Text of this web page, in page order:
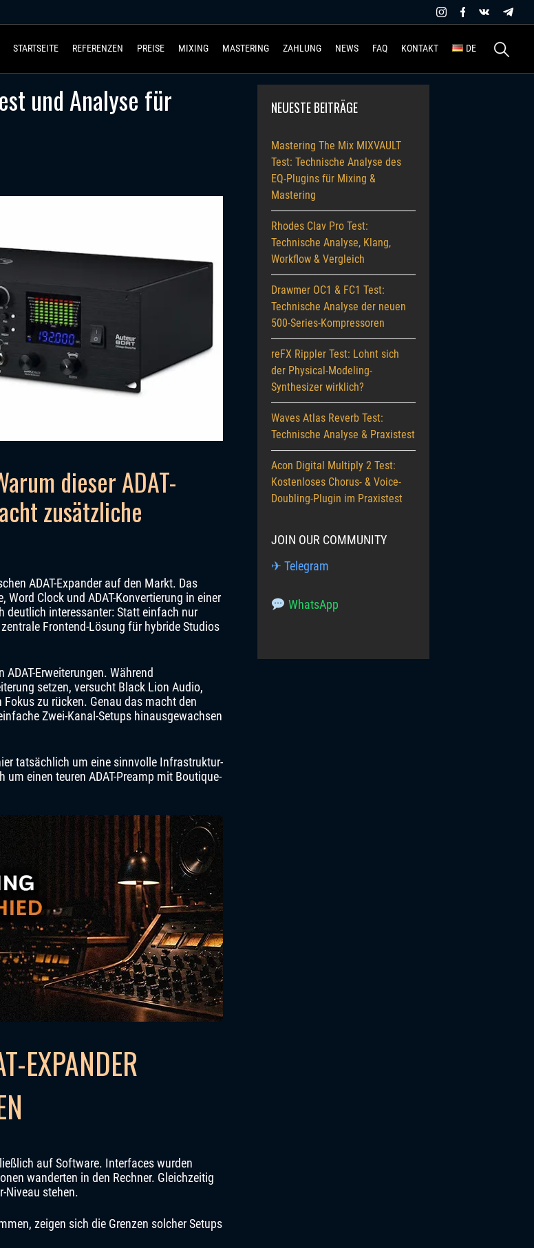
STARTSEITE REFERENZEN PREISE MIXING MASTERING ZAHLUNG NEWS FAQ KONTAKT DE
Suchen
nach:
und Analyse für
dieser ADAT-
zusätzliche
ADAT-Expander auf den Markt. Das
Clock und ADAT-Konvertierung in einer
deutlich interessanter: Statt einfach nur
Frontend-Lösung für hybride Studios
Erweiterungen. Während
setzen, versucht Black Lion Audio,
zu rücken. Genau das macht den
Zwei-Kanal-Setups hinausgewachsen
tatsächlich um eine sinnvolle Infrastruktur-
einen teuren ADAT-Preamp mit Boutique-
EXPANDER
auf Software. Interfaces wurden
wanderten in den Rechner. Gleichzeitig
Niveau stehen.
zeigen sich die Grenzen solcher Setups
NEUESTE BEITRÄGE
Mastering The Mix MIXVAULT
Test: Technische Analyse des
EQ-Plugins für Mixing &
Mastering
Rhodes Clav Pro Test:
Technische Analyse, Klang,
Workflow & Vergleich
Drawmer OC1 & FC1 Test:
Technische Analyse der neuen
500-Series-Kompressoren
reFX Rippler Test: Lohnt sich
der Physical-Modeling-
Synthesizer wirklich?
Waves Atlas Reverb Test:
Technische Analyse & Praxistest
Acon Digital Multiply 2 Test:
Kostenloses Chorus- & Voice-
Doubling-Plugin im Praxistest
JOIN OUR COMMUNITY
✈ Telegram
WhatsApp